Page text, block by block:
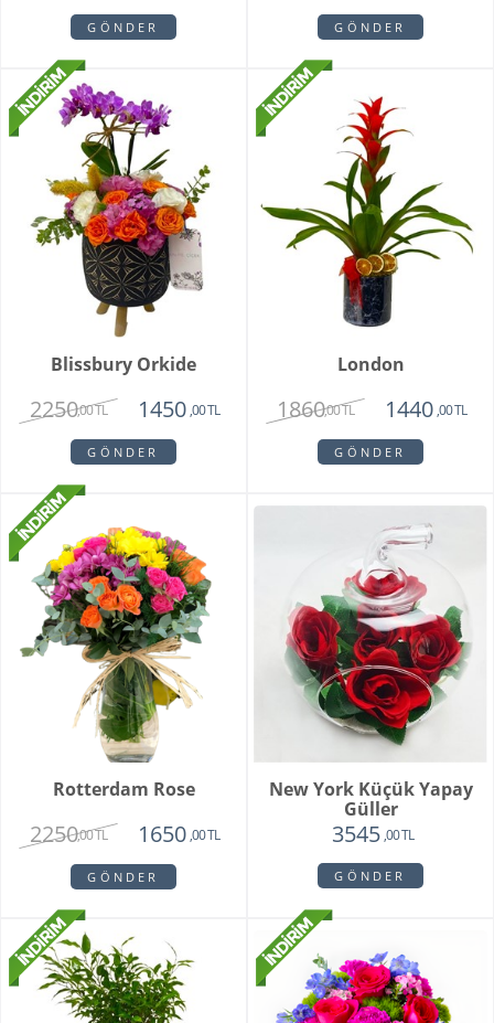
GÖNDER GÖNDER
Blissbury Orkide
2250,00 TL 1450 ,00 TL
GÖNDER
London
1860,00 TL 1440 ,00 TL
GÖNDER
Rotterdam Rose
2250,00 TL 1650 ,00 TL
GÖNDER
New York Küçük Yapay
Güller
3545 ,00 TL
GÖNDER